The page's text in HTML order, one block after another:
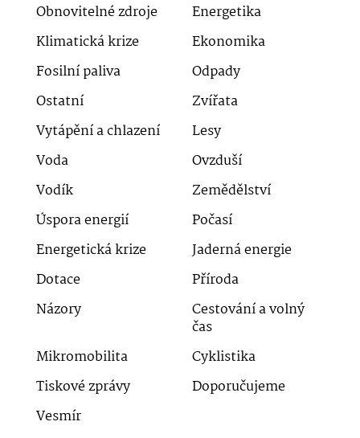
Obnovitelné zdroje
Energetika
Klimatická krize
Ekonomika
Fosilní paliva
Odpady
Ostatní
Zvířata
Vytápění a chlazení
Lesy
Voda
Ovzduší
Vodík
Zemědělství
Úspora energií
Počasí
Energetická krize
Jaderná energie
Dotace
Příroda
Názory
Cestování a volný
čas
Mikromobilita
Cyklistika
Tiskové zprávy
Doporučujeme
Vesmír